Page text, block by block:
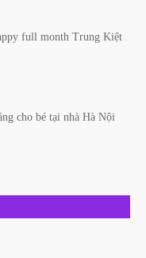
full month Trung Kiệt
cho bé tại nhà Hà Nội